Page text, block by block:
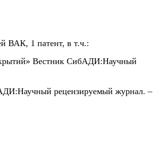
ВАК, 1 патент, в т.ч.:
Вестник СибАДИ:Научный
рецензируемый журнал. –